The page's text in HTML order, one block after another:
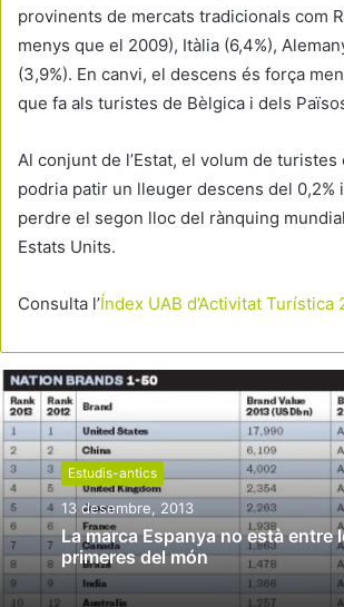
provinents de mercats tradicionals com
menys que el 2009), Itàlia (6,4%),
(3,9%). En canvi, el descens és força
que fa als turistes de Bèlgica i dels
Al conjunt de l’Estat, el volum de turistes
podria patir un lleuger descens del 0,2%
perdre el segon lloc del rànquing
Estats Units.
Consulta l’Índex UAB d’Activitat Turística
Estudis-antics
13 desembre, 2013
La marca Espanya no està entre
primeres del món